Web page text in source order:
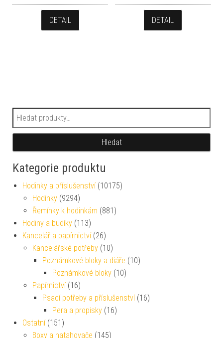
DETAIL DETAIL
Hledat:
Hledat
Kategorie produktu
Hodinky a příslušenství (10175)
Hodinky (9294)
Řemínky k hodinkám (881)
Hodiny a budíky (113)
Kancelář a papírnictví (26)
Kancelářské potřeby (10)
Poznámkové bloky a diáře (10)
Poznámkové bloky (10)
Papírnictví (16)
Psací potřeby a příslušenství (16)
Pera a propisky (16)
Ostatní (151)
Boxy a natahovače (145)